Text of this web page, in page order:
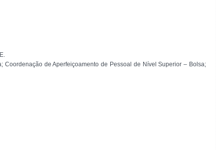
de Aperfeiçoamento de Pessoal de Nível Superior – Bolsa;